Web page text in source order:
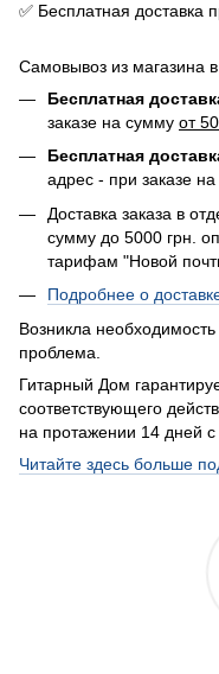
✅ Бесплатная доставка
Самовывоз из магазина
Бесплатная
заказе на сумму от
Бесплатная
адрес - при заказе
Доставка заказа в
сумму до 5000 грн.
тарифам "Новой
Подробнее о
Возникла
проблема.
Гитарный Дом
соответствующего
на протажении 14 дней с
Читайте здесь больше